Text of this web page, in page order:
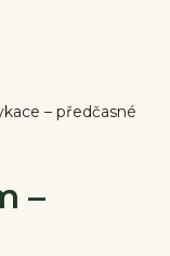
– předčasné
–